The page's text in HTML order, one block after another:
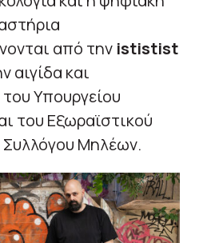
από την ististist
αιγίδα και
Υπουργείου
του Εξωραϊστικού
Συλλόγου Μηλέων.